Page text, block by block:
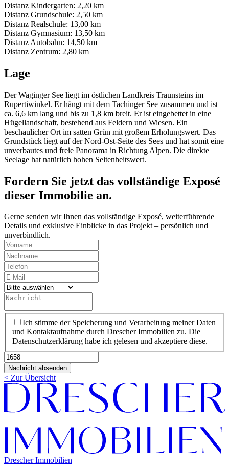
Distanz Kindergarten: 2,20 km
Distanz Grundschule: 2,50 km
Distanz Realschule: 13,00 km
Distanz Gymnasium: 13,50 km
Distanz Autobahn: 14,50 km
Distanz Zentrum: 2,80 km
Lage
Der Waginger See liegt im östlichen Landkreis Traunsteins im
Rupertiwinkel. Er hängt mit dem Tachinger See zusammen und ist
ca. 6,6 km lang und bis zu 1,8 km breit. Er ist eingebettet in eine
Hügellandschaft, bestehend aus Feldern und Wiesen. Ein
beschaulicher Ort im satten Grün mit großem Erholungswert. Das
Grundstück liegt auf der Nord-Ost-Seite des Sees und hat somit eine
unverbautes und freie Panorama in Richtung Alpen. Die direkte
Seelage hat natürlich hohen Seltenheitswert.
Fordern Sie jetzt das vollständige Exposé
dieser Immobilie an.
Gerne senden wir Ihnen das vollständige Exposé, weiterführende
Details und exklusive Einblicke in das Projekt – persönlich und
unverbindlich.
Vorname
Nachname
Telefon
E-
Mail*
Kategorie*
Nachricht
Datenschutz*
Ich stimme der Speicherung und Verarbeitung meiner Daten
und Kontaktaufnahme durch Drescher Immobilien zu. Die
Datenschutzerklärung habe ich gelesen und akzeptiere diese.
Objektnummer
Nachricht absenden
< Zur Übersicht
Drescher Immobilien